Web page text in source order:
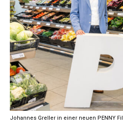
Johannes Greller in einer neuen PENNY